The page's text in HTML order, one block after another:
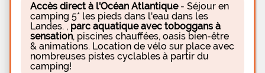
Accès direct à l'Océan Atlantique- Séjour en
camping 5* les pieds dans l'eau dans les
Landes. , parc aquatique avec toboggans à
sensation, piscines chauffées, oasis bien-être
& animations. Location de vélo sur place avec
nombreuses pistes cyclables à partir du
camping!